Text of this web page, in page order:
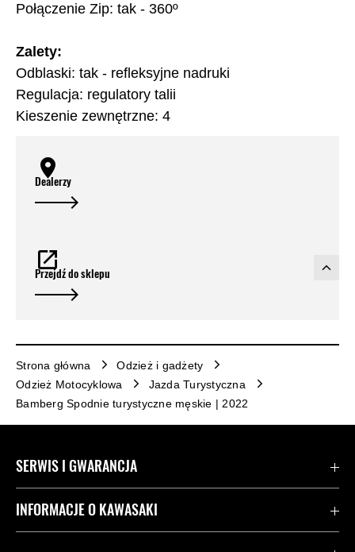
Połączenie Zip: tak - 360º
Zalety:
Odblaski: tak - refleksyjne nadruki
Regulacja: regulatory talii
Kieszenie zewnętrzne: 4
Dealerzy
Przejdź do sklepu
Strona główna
Odzież i gadżety
Odzież Motocyklowa
Jazda Turystyczna
Bamberg Spodnie turystyczne męskie | 2022
SERWIS I GWARANCJA
Kontakt
INFORMACJE O KAWASAKI